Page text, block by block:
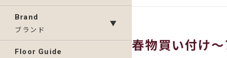
Brand
ブランド
▼
Floor Guide
ッ
春物買い付け